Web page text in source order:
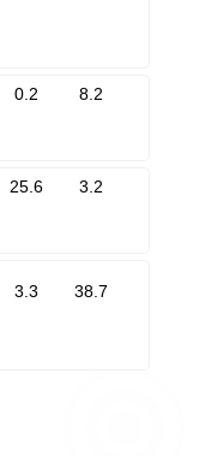
0.2 8.2
25.6 3.2
3.3 38.7